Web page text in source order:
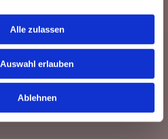
Alle zulassen
Auswahl erlauben
Ablehnen